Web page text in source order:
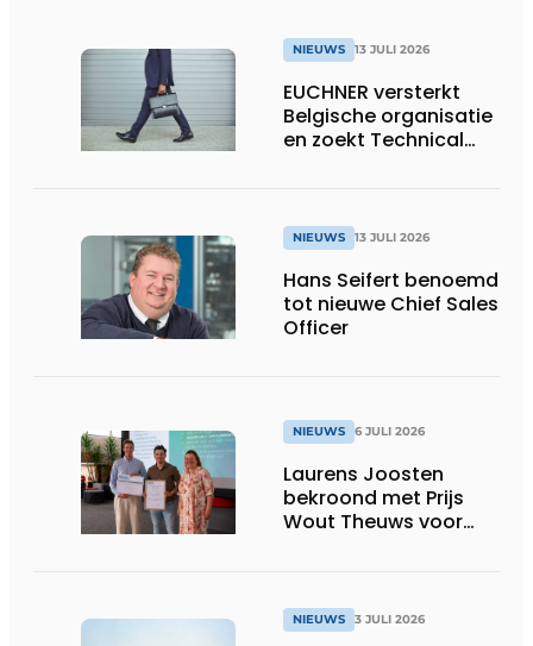
NIEUWS 13 JULI 2026
EUCHNER versterkt
Belgische organisatie
en zoekt Technical
NIEUWS 13 JULI 2026
Hans Seifert benoemd
tot nieuwe Chief Sales
Officer
NIEUWS 6 JULI 2026
Laurens Joosten
bekroond met Prijs
Wout Theuws voor
NIEUWS 3 JULI 2026